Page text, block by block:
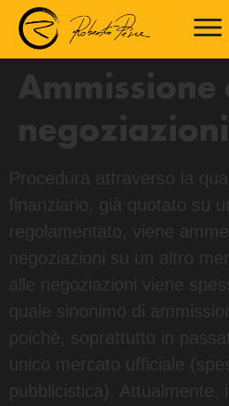
Ammissione
negoziazioni
Procedura attraverso la
finanziario, già quotato su
regolamentato, viene
negoziazioni su un altro
alle negoziazioni viene
quale sinonimo di
poichè, soprattutto in
unico mercato ufficiale
pubblicistica). Attualmente,